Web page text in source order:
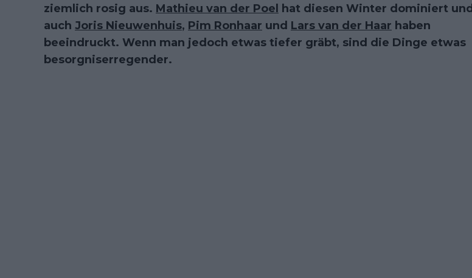
ziemlich rosig aus. Mathieu van der Poel
hat diesen Winter dominiert und
auch Joris Nieuwenhuis, Pim Ronhaar und Lars van der Haar haben
beeindruckt. Wenn man jedoch etwas tiefer gräbt, sind die Dinge etwas
besorgniserregender.